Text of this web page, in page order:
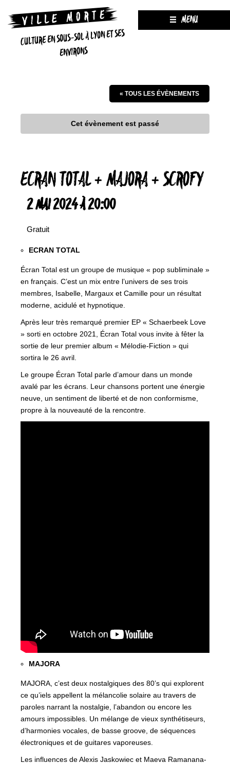
CULTURE EN SOUS-SOL À LYON ET SES
ENVIRONS
MENU
« TOUS LES ÉVÈNEMENTS
Cet évènement est passé
ECRAN TOTAL + MAJORA + SCROFY
2 MAI 2024 À 20:00
Gratuit
ECRAN TOTAL
Écran Total est un groupe de musique « pop subliminale »
en français. C’est un mix entre l’univers de ses trois
membres, Isabelle, Margaux et Camille pour un résultat
moderne, acidulé et hypnotique.
Après leur très remarqué premier EP « Schaerbeek Love
» sorti en octobre 2021, Écran Total vous invite à fêter la
sortie de leur premier album « Mélodie-Fiction » qui
sortira le 26 avril.
Le groupe Écran Total parle d’amour dans un monde
avalé par les écrans. Leur chansons portent une énergie
neuve, un sentiment de liberté et de non conformisme,
propre à la nouveauté de la rencontre.
MAJORA
MAJORA, c’est deux nostalgiques des 80’s qui explorent
ce qu’iels appellent la mélancolie solaire au travers de
paroles narrant la nostalgie, l’abandon ou encore les
amours impossibles. Un mélange de vieux synthétiseurs,
d’harmonies vocales, de basse groove, de séquences
électroniques et de guitares vaporeuses.
Les influences de Alexis Jaskowiec et Maeva Ramanana-